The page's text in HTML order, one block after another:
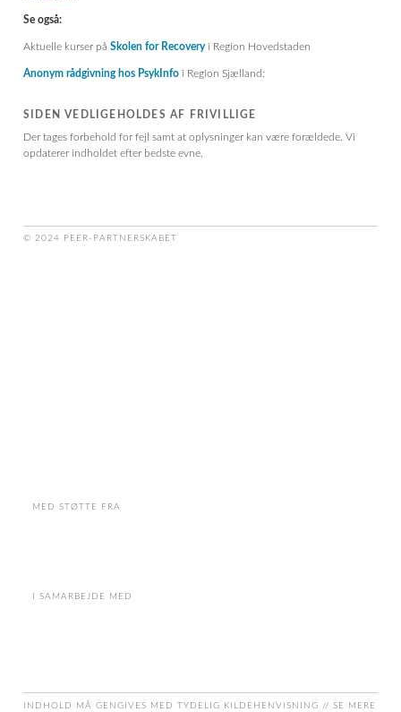
Se også:
Aktuelle kurser på Skolen for Recoveryi Region Hovedstaden
Anonym rådgivning hos PsykInfo i Region Sjælland:
SIDEN VEDLIGEHOLDES AF FRIVILLIGE
Der tages forbehold for fejl samt at oplysninger kan være forældede. Vi
opdaterer indholdet efter bedste evne.
© 2024 PEER-PARTNERSKABET
MED STØTTE FRA
I SAMARBEJDE MED
INDHOLD MÅ GENGIVES MED TYDELIG KILDEHENVISNING // SE MERE